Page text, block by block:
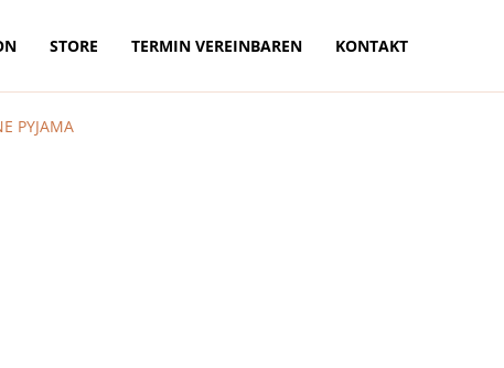
STORE TERMIN VEREINBAREN KONTAKT
PYJAMA